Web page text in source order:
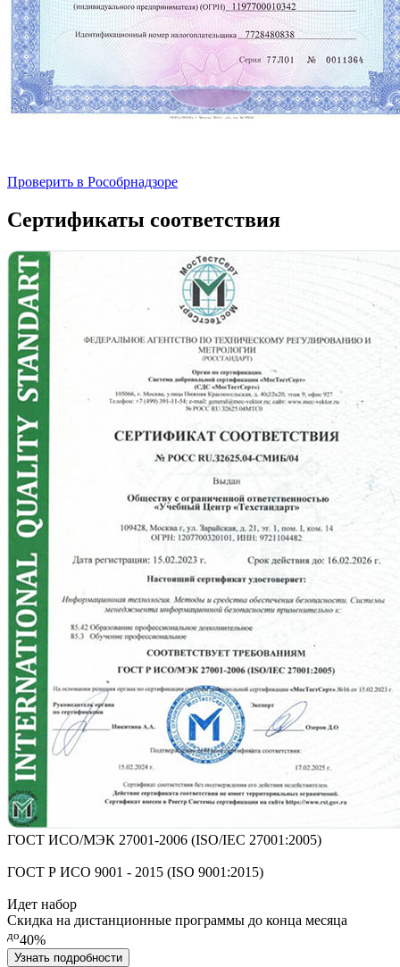
Проверить в Рособрнадзоре
Сертификаты соответствия
ГОСТ ИСО/МЭК 27001-2006 (ISO/IEC 27001:2005)
ГОСТ Р ИСО 9001 - 2015 (ISO 9001:2015)
Идет набор
Скидка на дистанционные программы до конца месяца
до40%
Узнать подробности